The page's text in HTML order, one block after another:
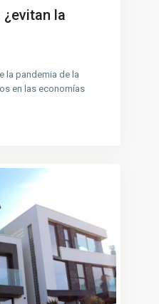
la
la pandemia de la
en las economías